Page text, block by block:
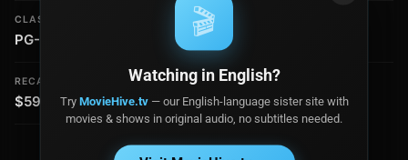
CLASIFICACIÓN
PG-13
PRESUPUESTO
$234,325
RECAUDACIÓN
$59.5 millones
🎬
Watching in English?
Try MovieHive.tv— our English-language sister site with
movies & shows in original audio, no subtitles needed.